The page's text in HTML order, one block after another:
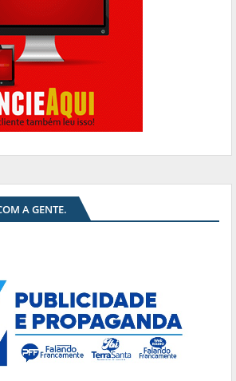
A GENTE.